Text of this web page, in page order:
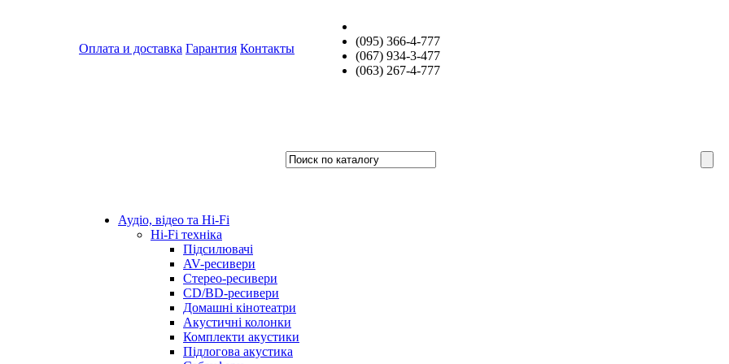
Оплата и доставка Гарантия Контакты
(095) 366-4-777
(067) 934-3-477
(063) 267-4-777
Аудіо, відео та Hi-Fi
Hi-Fi техніка
Підсилювачі
AV-ресивери
Стерео-ресивери
CD/BD-ресивери
Домашні кінотеатри
Акустичні колонки
Комплекти акустики
Підлогова акустика